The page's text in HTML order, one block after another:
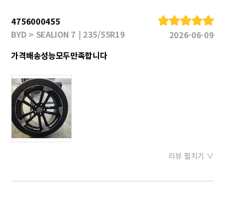
4756000455
BYD > SEALION 7 | 235/55R19
2026-06-09
가격배송성능모두만족합니다
리뷰 펼치기 ∨